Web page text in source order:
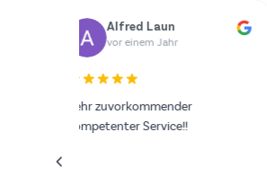
Yilmazer Yilmazer
vor einem Jahr